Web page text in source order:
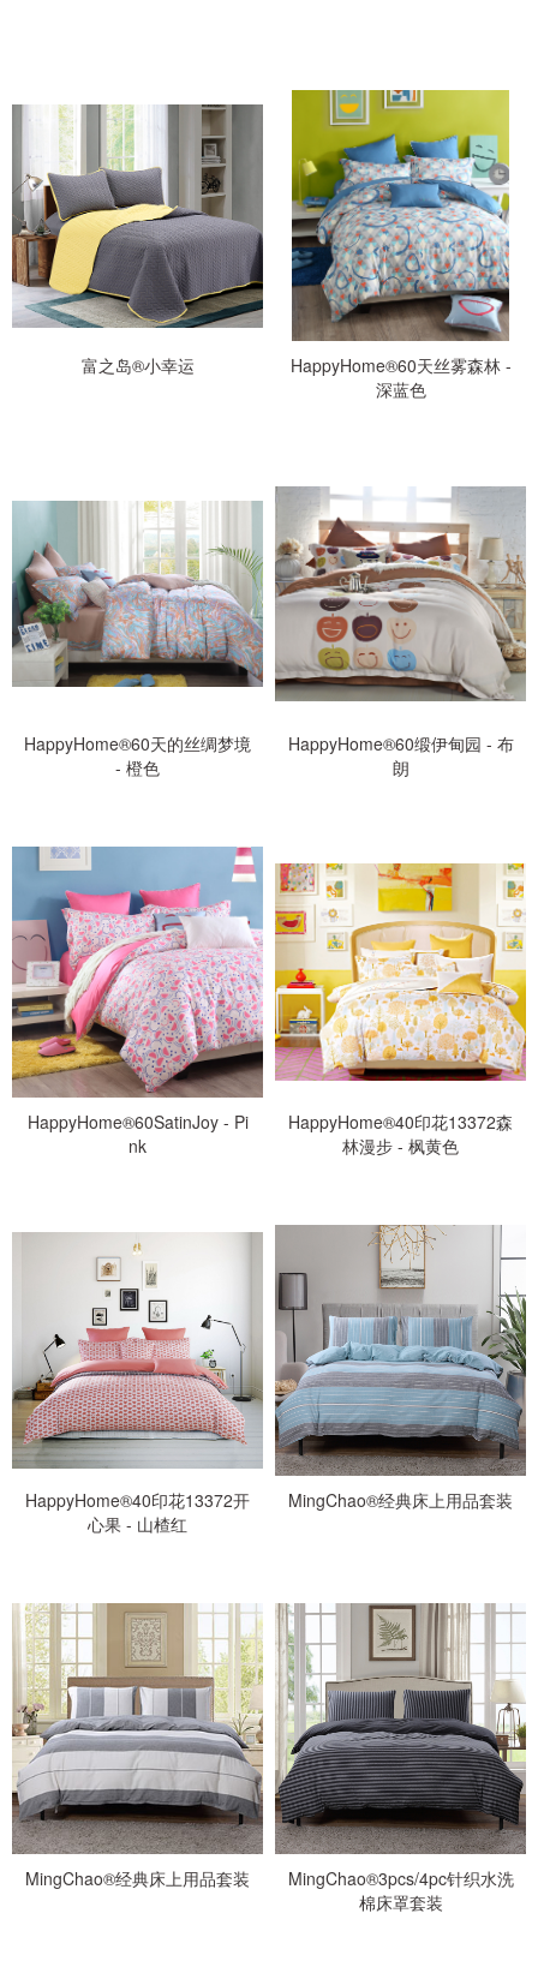
富之岛®小幸运
HappyHome®60天丝雾森林 -
深蓝色
HappyHome®60天的丝绸梦境
- 橙色
HappyHome®60缎伊甸园 - 布
朗
HappyHome®60SatinJoy - Pi
nk
HappyHome®40印花13372森
林漫步 - 枫黄色
HappyHome®40印花13372开
心果 - 山楂红
MingChao®经典床上用品套装
MingChao®经典床上用品套装
MingChao®3pcs/4pc针织水洗
棉床罩套装